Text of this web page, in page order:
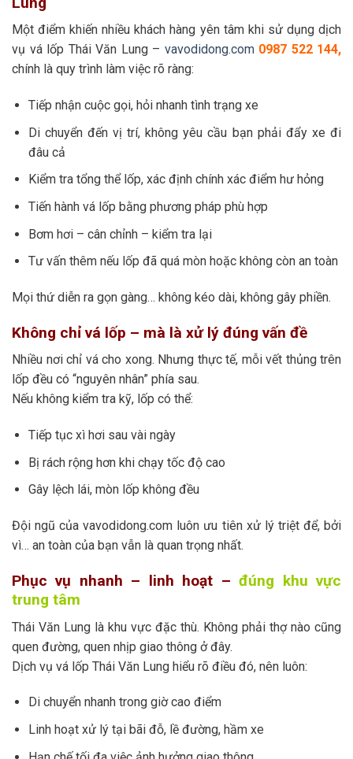
Một điểm khiến nhiều khách hàng yên tâm khi sử dụng dịch
vụ vá lốp Thái Văn Lung – vavodidong.com 0987 522 144,
chính là quy trình làm việc rõ ràng:
Tiếp nhận cuộc gọi, hỏi nhanh tình trạng xe
Di chuyển đến vị trí, không yêu cầu bạn phải đẩy xe đi
đâu cả
Kiểm tra tổng thể lốp, xác định chính xác điểm hư hỏng
Tiến hành vá lốp bằng phương pháp phù hợp
Bơm hơi – cân chỉnh – kiểm tra lại
Tư vấn thêm nếu lốp đã quá mòn hoặc không còn an toàn
Mọi thứ diễn ra gọn gàng… không kéo dài, không gây phiền.
Không chỉ vá lốp – mà là xử lý đúng vấn đề
Nhiều nơi chỉ vá cho xong. Nhưng thực tế, mỗi vết thủng trên
lốp đều có “nguyên nhân” phía sau.
Nếu không kiểm tra kỹ, lốp có thể:
Tiếp tục xì hơi sau vài ngày
Bị rách rộng hơn khi chạy tốc độ cao
Gây lệch lái, mòn lốp không đều
Đội ngũ của vavodidong.com luôn ưu tiên xử lý triệt để, bởi
vì… an toàn của bạn vẫn là quan trọng nhất.
Phục vụ nhanh – linh hoạt –đúng khu vực
trung tâm
Thái Văn Lung là khu vực đặc thù. Không phải thợ nào cũng
quen đường, quen nhịp giao thông ở đây.
Dịch vụ vá lốp Thái Văn Lung hiểu rõ điều đó, nên luôn:
Di chuyển nhanh trong giờ cao điểm
Linh hoạt xử lý tại bãi đỗ, lề đường, hầm xe